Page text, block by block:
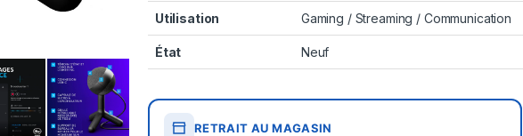
Utilisation Gaming / Streaming / Communication
État Neuf
RETRAIT AU MAGASIN